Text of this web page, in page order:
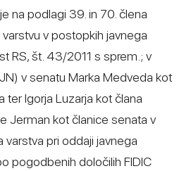
na podlagi 39. in 70. člena
v postopkih javnega
RS, št. 43/2011 s sprem.; v
v senatu Marka Medveda kot
ter Igorja Luzarja kot člana
Jerman kot članice senata v
pri oddaji javnega
pogodbenih določilih FIDIC